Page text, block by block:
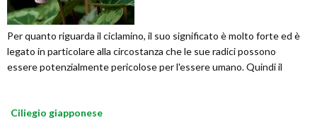
Per quanto riguarda il ciclamino, il suo significato è molto forte ed è
legato in particolare alla circostanza che le sue radici possono
essere potenzialmente pericolose per l'essere umano. Quindi il
Ciliegio giapponese